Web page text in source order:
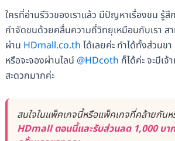
ใครที่อ่านรีวิวของเราแล้ว มีปัญหาเรื่องขน รู้สึ
กำจัดขนด้วยคลื่นความถี่วิทยุเหมือนกับเรา ส
ผ่าน HDmall.co.th ได้เลยค่ะ ทำได้ทั้งส่วนข
หรือจะจองผ่านไลน์ @HDcoth ก็ได้ค่ะ จะมีเ
สะดวกมากค่ะ
สนใจในแพ็คเกจนี้หรือแพ็คเกจที่คล้ายกันห
HDmall ตอนนี้และรับส่วนลด 1,000 บา